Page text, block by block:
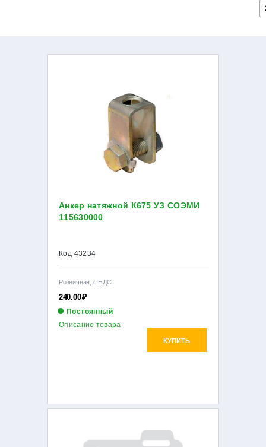
Анкер натяжной К675 УЗ СОЭМИ
115630000
Код 43234
Розничная, с НДС
240.00Р
Постоянный
КУПИТЬ
Описание товара